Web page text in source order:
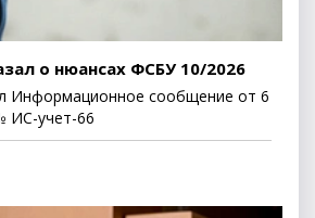
о нюансах ФСБУ 10/2026
Информационное сообщение от 6
ИС-учет-66